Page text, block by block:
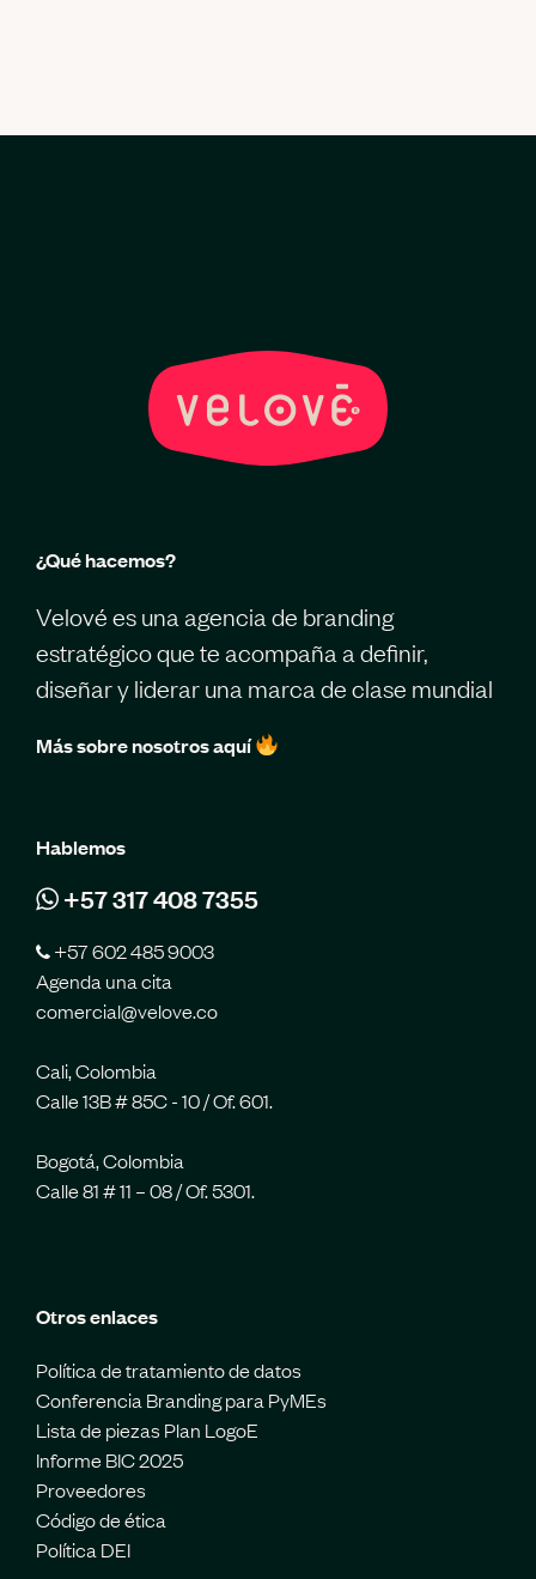
¿Qué hacemos?
Velové es una agencia de branding
estratégico que te acompaña a definir,
diseñar y liderar una marca de clase mundial
Más sobre nosotros aquí
Hablemos
+57 317 408 7355
+57 602 485 9003
Agenda una cita
comercial@velove.co
Cali, Colombia
Calle 13B # 85C - 10 / Of. 601.
Bogotá, Colombia
Calle 81 # 11 – 08 / Of. 5301.
Otros enlaces
Política de tratamiento de datos
Conferencia Branding para PyMEs
Lista de piezas Plan LogoE
Informe BIC 2025
Proveedores
Código de ética
Política DEI